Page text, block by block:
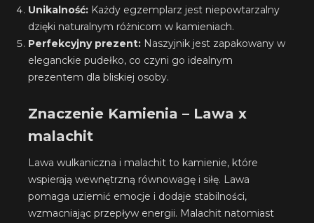
Unikalność: Każdy egzemplarz jest niepowtarzalny
dzięki naturalnym różnicom w kamieniach.
Perfekcyjny prezent: Naszyjnik jest zapakowany w
eleganckie pudełko, co czyni go idealnym
prezentem dla bliskiej osoby.
Znaczenie Kamienia – Lawa x
malachit
Lawa wulkaniczna i malachit to kamienie, które
wspierają wewnętrzną równowagę i siłę. Lawa
pomaga uziemić emocje i dodaje stabilności,
wzmacniając przepływ energii. Malachit natomiast